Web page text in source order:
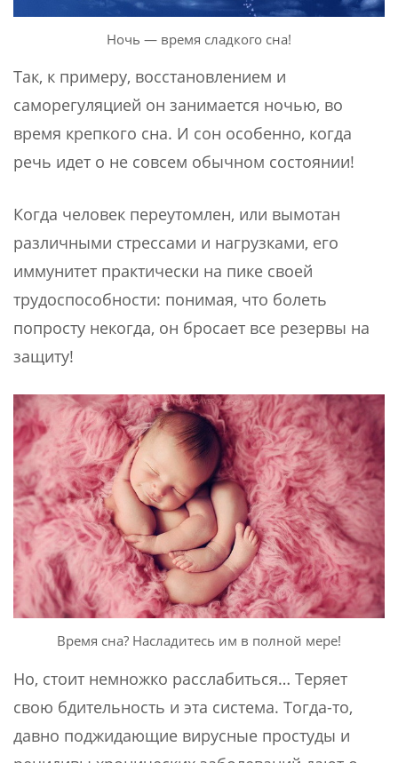
Ночь — время сладкого сна!
Так, к примеру, восстановлением и
саморегуляцией он занимается ночью, во
время крепкого сна. И сон особенно, когда
речь идет о не совсем обычном состоянии!
Когда человек переутомлен, или вымотан
различными стрессами и нагрузками, его
иммунитет практически на пике своей
трудоспособности: понимая, что болеть
попросту некогда, он бросает все резервы на
защиту!
Время сна? Насладитесь им в полной мере!
Но, стоит немножко расслабиться… Теряет
свою бдительность и эта система. Тогда-то,
давно поджидающие вирусные простуды и